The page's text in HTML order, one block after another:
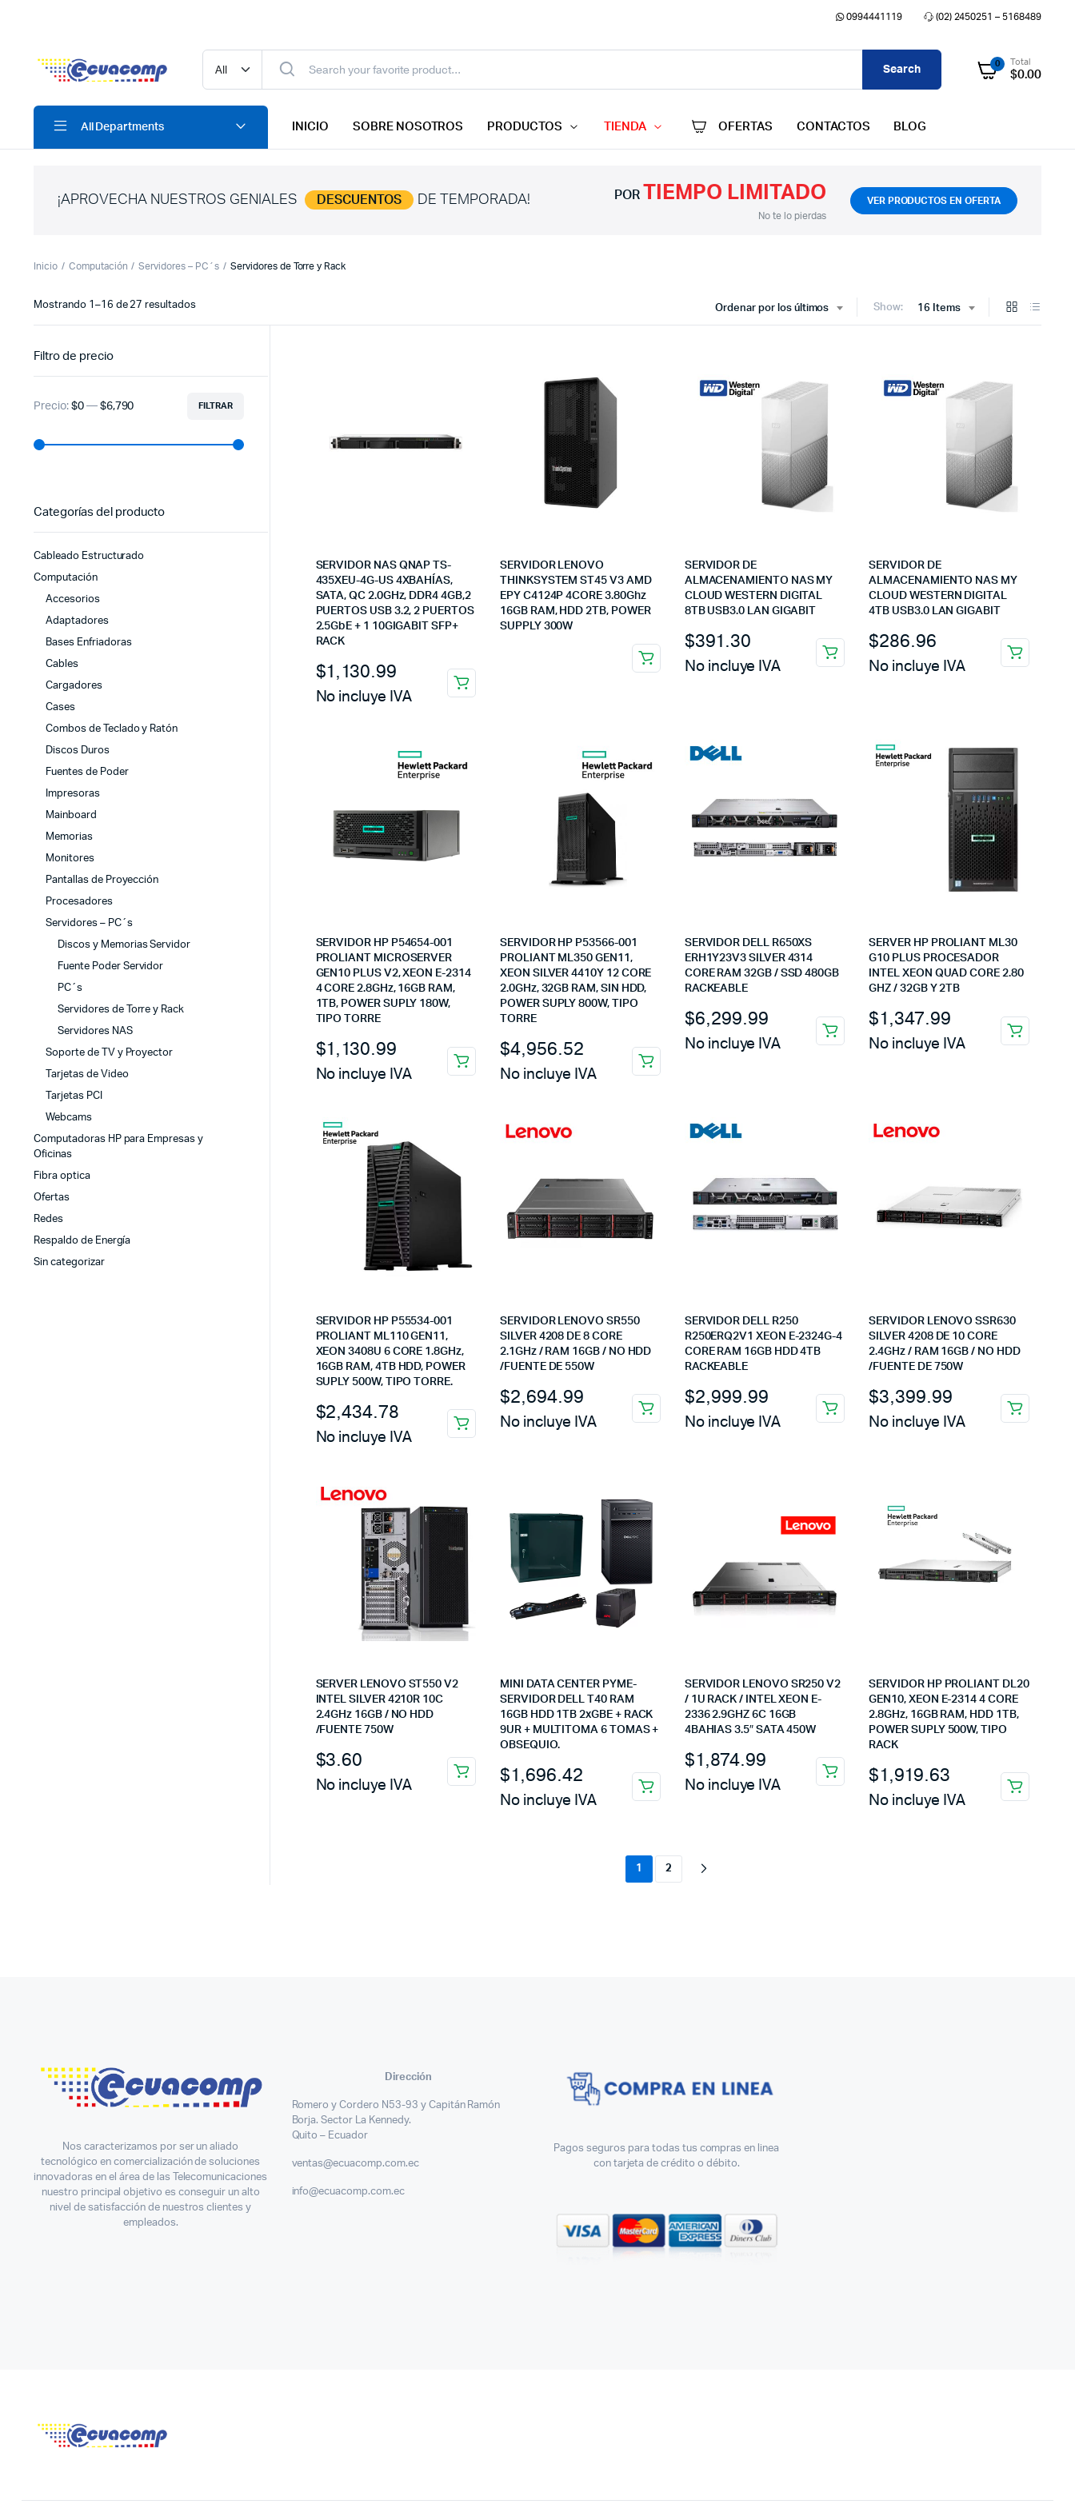
0994441119 (02) 2450251 – 5168489
Search 0 Total
$0.00
All Departments INICIO SOBRE NOSOTROS PRODUCTOS TIENDA OFERTAS CONTACTOS BLOG
¡APROVECHA NUESTROS GENIALES DESCUENTOS DE TEMPORADA! POR TIEMPO LIMITADO
No te lo pierdas
VER PRODUCTOS EN OFERTA
Inicio Computación Servidores – PC´s Servidores de Torre y Rack
Ordenar por los últimos Show: 16 Items
Mostrando 1–16 de 27 resultadosOrdenado
SERVIDOR NAS QNAP TS-
435XEU-4G-US 4XBAHÍAS,
SATA, QC 2.0GHz, DDR4 4GB,2
PUERTOS USB 3.2, 2 PUERTOS
2.5GbE + 1 10GIGABIT SFP+
RACK
$1,130.99
No incluye IVA
SERVIDOR LENOVO
THINKSYSTEM ST45 V3 AMD
EPY C4124P 4CORE 3.80Ghz
16GB RAM, HDD 2TB, POWER
SUPPLY 300W
SERVIDOR DE
ALMACENAMIENTO NAS MY
CLOUD WESTERN DIGITAL
8TB USB3.0 LAN GIGABIT
$391.30
No incluye IVA
SERVIDOR DE
ALMACENAMIENTO NAS MY
CLOUD WESTERN DIGITAL
4TB USB3.0 LAN GIGABIT
$286.96
No incluye IVA
SERVIDOR HP P54654-001
PROLIANT MICROSERVER
GEN10 PLUS V2, XEON E-2314
4 CORE 2.8GHz, 16GB RAM,
1TB, POWER SUPLY 180W,
TIPO TORRE
$1,130.99
No incluye IVA
SERVIDOR HP P53566-001
PROLIANT ML350 GEN11,
XEON SILVER 4410Y 12 CORE
2.0GHz, 32GB RAM, SIN HDD,
POWER SUPLY 800W, TIPO
TORRE
$4,956.52
No incluye IVA
SERVIDOR DELL R650XS
ERH1Y23V3 SILVER 4314
CORE RAM 32GB / SSD 480GB
RACKEABLE
$6,299.99
No incluye IVA
SERVER HP PROLIANT ML30
G10 PLUS PROCESADOR
INTEL XEON QUAD CORE 2.80
GHZ / 32GB Y 2TB
$1,347.99
No incluye IVA
SERVIDOR HP P55534-001
PROLIANT ML110 GEN11,
XEON 3408U 6 CORE 1.8GHz,
16GB RAM, 4TB HDD, POWER
SUPLY 500W, TIPO TORRE.
$2,434.78
No incluye IVA
SERVIDOR LENOVO SR550
SILVER 4208 DE 8 CORE
2.1GHz / RAM 16GB / NO HDD
/FUENTE DE 550W
$2,694.99
No incluye IVA
SERVIDOR DELL R250
R250ERQ2V1 XEON E-2324G-4
CORE RAM 16GB HDD 4TB
RACKEABLE
$2,999.99
No incluye IVA
SERVIDOR LENOVO SSR630
SILVER 4208 DE 10 CORE
2.4GHz / RAM 16GB / NO HDD
/FUENTE DE 750W
$3,399.99
No incluye IVA
SERVER LENOVO ST550 V2
INTEL SILVER 4210R 10C
2.4GHz 16GB / NO HDD
/FUENTE 750W
$3.60
No incluye IVA
MINI DATA CENTER PYME-
SERVIDOR DELL T40 RAM
16GB HDD 1TB 2xGBE + RACK
9UR + MULTITOMA 6 TOMAS +
OBSEQUIO.
$1,696.42
No incluye IVA
SERVIDOR LENOVO SR250 V2
/ 1U RACK / INTEL XEON E-
2336 2.9GHZ 6C 16GB
4BAHIAS 3.5″ SATA 450W
$1,874.99
No incluye IVA
SERVIDOR HP PROLIANT DL20
GEN10, XEON E-2314 4 CORE
2.8GHz, 16GB RAM, HDD 1TB,
POWER SUPLY 500W, TIPO
RACK
$1,919.63
No incluye IVA
1 2
Filtro de precio
FILTRAR
Precio: $0— $6,790
Categorías del producto
Cableado Estructurado
Computación
Accesorios
Adaptadores
Bases Enfriadoras
Cables
Cargadores
Cases
Combos de Teclado y Ratón
Discos Duros
Fuentes de Poder
Impresoras
Mainboard
Memorias
Monitores
Pantallas de Proyección
Procesadores
Servidores – PC´s
Discos y Memorias Servidor
Fuente Poder Servidor
PC´s
Servidores de Torre y Rack
Servidores NAS
Soporte de TV y Proyector
Tarjetas de Video
Tarjetas PCI
Webcams
Computadoras HP para Empresas y
Oficinas
Fibra optica
Ofertas
Redes
Respaldo de Energía
Sin categorizar
Nos caracterizamos por ser un aliado
tecnológico en comercialización de soluciones
innovadoras en el área de las Telecomunicaciones
nuestro principal objetivo es conseguir un alto
nivel de satisfacción de nuestros clientes y
empleados.
Dirección
Romero y Cordero N53-93 y Capitán Ramón
Borja. Sector La Kennedy.
Quito – Ecuador
ventas@ecuacomp.com.ec
info@ecuacomp.com.ec
Pagos seguros para todas tus compras en linea
con tarjeta de crédito o débito.